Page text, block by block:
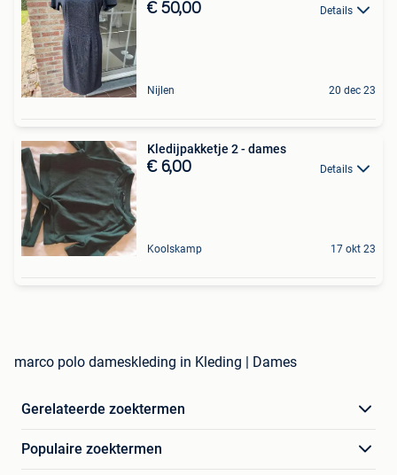
€ 50,00 Details
Nijlen 20 dec 23
Kledijpakketje 2 - dames
€ 6,00 Details
Koolskamp 17 okt 23
marco polo dameskleding in Kleding | Dames
Gerelateerde zoektermen
Populaire zoektermen